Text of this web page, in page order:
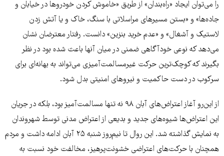
را می‌­توان ایجاد «راه‌بندان» از طریق «خاموش کردن خودروها در خیابان و
جاده‌­ها» و «بستن مسیرهای مراسلاتی با سنگ، خاک و یا آتش زدن
لاستیک و آشغال» و «عدم خرید بنزین» دانست. رفتار معترضان نشان
می‌دهد که نوعی خودآگاهی ضمنی در میان آنها باعث شده بود در نظر
بگیرند که کوچک‌­ترین حرکت غیرمسالمت‌­آمیزی می‌­تواند به بهانه‌­ای برای
سرکوب در دست حاکمیت و نیروهای امنیتی بدل شود.
از این‌­رو آغاز اعتراض­‌های آبان ۹۸ نه تنها مسالمت‌­آمیز بود، بلکه در جریان
این اعتراض­‌ها شیوه‌­های جدید و بدیعی از اعتراض مدنی توسط شهروندان
به نمایش گذاشته شد. این روال تا نیم‌روز شنبه ۲۵ آبان ادامه داشت و مردم
همچنان با حرکت‌­های اعتراضی خشونت‌پرهیز، مخالفت خود نسبت به